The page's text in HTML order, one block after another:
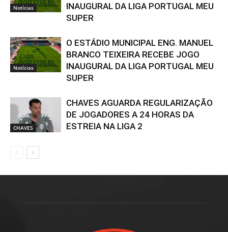
Notícias
INAUGURAL DA LIGA PORTUGAL MEU
SUPER
Notícias
O ESTÁDIO MUNICIPAL ENG. MANUEL
BRANCO TEIXEIRA RECEBE JOGO
INAUGURAL DA LIGA PORTUGAL MEU
SUPER
CHAVES
CHAVES AGUARDA REGULARIZAÇÃO
DE JOGADORES A 24 HORAS DA
ESTREIA NA LIGA 2